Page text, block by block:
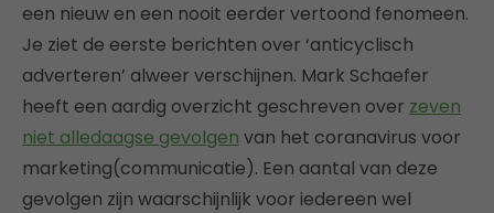
een nieuw en een nooit eerder vertoond fenomeen.
Je ziet de eerste berichten over ‘anticyclisch
adverteren’ alweer verschijnen. Mark Schaefer
heeft een aardig overzicht geschreven over zeven
niet alledaagse gevolgen van het coranavirus voor
marketing(communicatie). Een aantal van deze
gevolgen zijn waarschijnlijk voor iedereen wel